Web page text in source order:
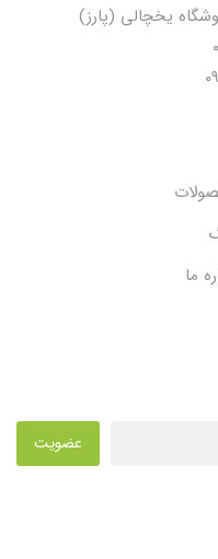
یخچالی‌ (پارز)
ما
عضویت